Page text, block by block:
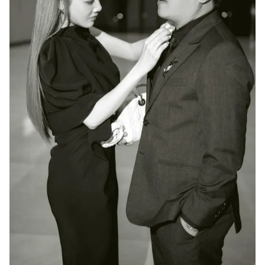
Ðiện thoại Thời báo VTV:
024.66 897 897
toasoan@vtv.vn
Liên hệ quảng cáo:024-7300.7108
® Cấm sao chép dưới mọi hình thức nếu không có sự chấp
thuận bằng văn bản. Ghi rõ nguồn VTV.vn khi phát hành lại
thông tin từ website này.